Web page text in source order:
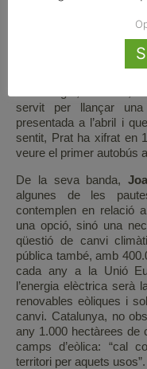
parlat sobre la feina que
donar servei als
transport públic en
servit per llançar
presentada a l’abril i
sentit, Prat ha xifrat en
veure el primer autobús
De la seva banda,
algunes de les
contemplen en relació
una opció, sinó una
qüestió de canvi
pública també, amb
cada any a la Unió
l’energia elèctrica serà
renovables eòliques i
canvi. Catalunya, no
any 1.000 hectàrees de
camps d’eòlica: “cal
territori per aquets usos”.